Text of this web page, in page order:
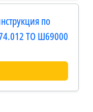
по
ТО Ш69000